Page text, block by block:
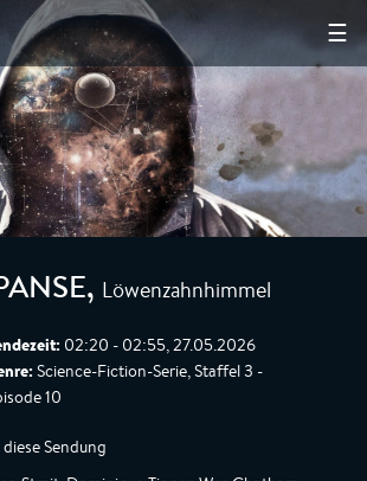
☰
, Löwenzahnhimmel
02:20 - 02:55, 27.05.2026
Science-Fiction-Serie, Staffel 3 -
10
Sendung